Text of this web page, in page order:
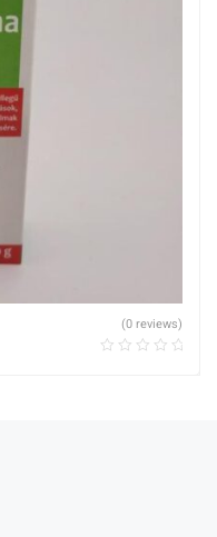
(0 reviews)